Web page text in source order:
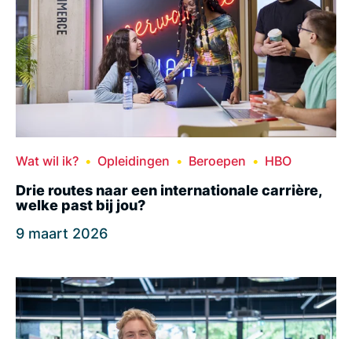
Wat wil ik? Opleidingen Beroepen HBO
Drie routes naar een internationale carrière,
welke past bij jou?
9 maart 2026